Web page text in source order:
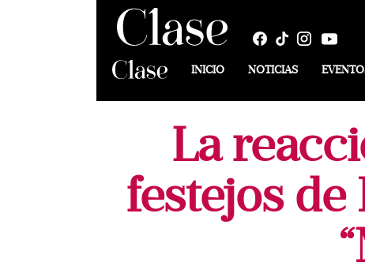
INICIO NOTICIAS
La
festejos